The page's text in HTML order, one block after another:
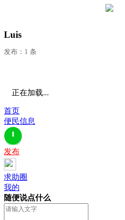
Luis
发布：1 条
正在加载...
首页
便民信息
发布
求助圈
我的
随便说点什么